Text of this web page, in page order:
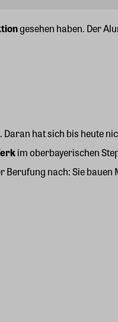
gesehen haben. Der
hat sich bis heute
im oberbayerischen
nach: Sie bauen